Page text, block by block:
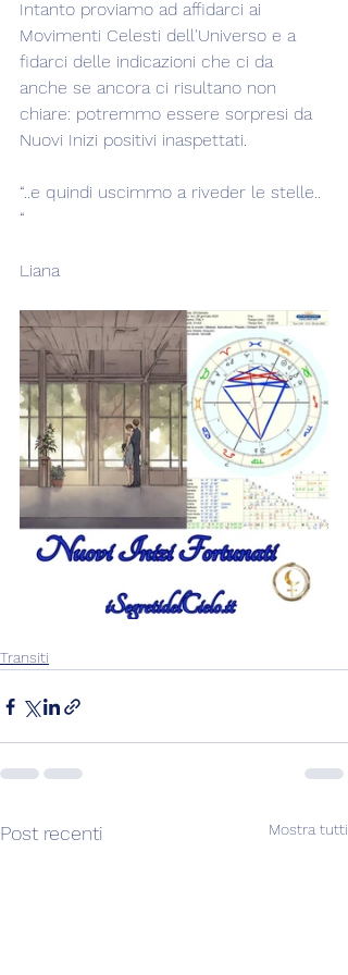
Intanto proviamo ad affidarci ai
Movimenti Celesti dell'Universo e a
fidarci delle indicazioni che ci da
anche se ancora ci risultano non
chiare: potremmo essere sorpresi da
Nuovi Inizi positivi inaspettati.
“..e quindi uscimmo a riveder le stelle..
“
Liana
Transiti
Post recenti Mostra tutti